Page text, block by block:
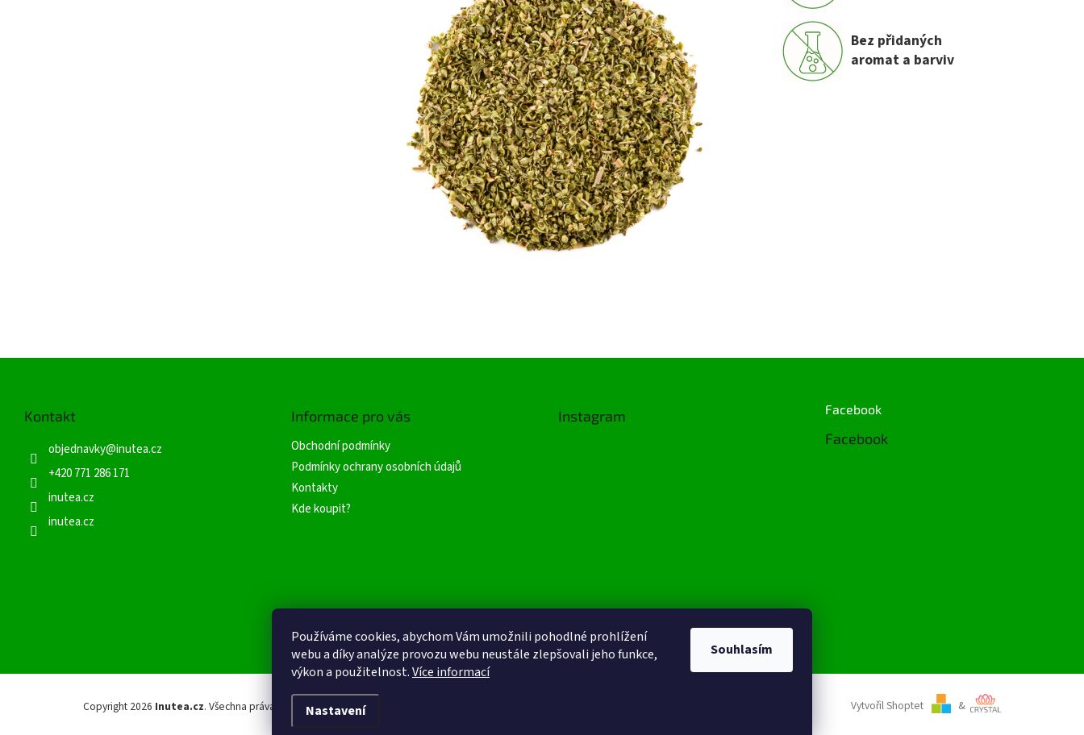
Používáme cookies, abychom Vám umožnili pohodlné prohlížení
webu a díky analýze provozu webu neustále zlepšovali jeho funkce,
výkon a použitelnost.Více informací
Nastavení
Souhlasím
Bez přidaných
aromat a barviv
Kontakt
objednavky@inutea.cz
+420 771 286 171
inutea.cz
inutea.cz
Informace pro vás
Obchodní podmínky
Podmínky ochrany osobních údajů
Kontakty
Kde koupit?
Instagram
Sledovat na Instagramu
Facebook
Facebook
Vytvořil Shoptet &
Copyright 2026 Inutea.cz. Všechna práva vyhrazena.